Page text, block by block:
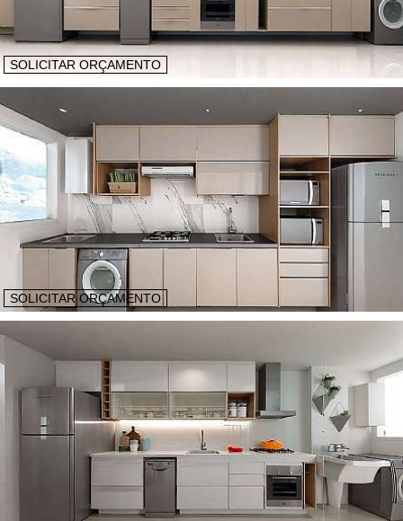
SOLICITAR ORÇAMENTO
SOLICITAR ORÇAMENTO